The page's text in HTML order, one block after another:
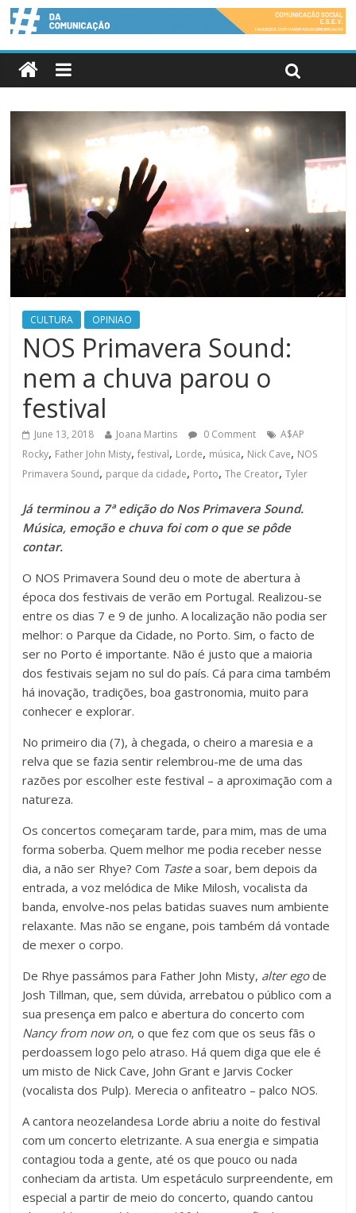
CULTURA OPINIAO
NOS Primavera Sound:
nem a chuva parou o
festival
June 13, 2018 Joana Martins 0 Comment
A$AP
Rocky, Father John Misty,festival, Lorde, música, Nick Cave, NOS
Primavera Sound, parque da cidade, Porto,The Creator,Tyler
Já terminou a 7ª edição do Nos Primavera Sound.
Música, emoção e chuva foi com o que se pôde
contar.
O NOS Primavera Sound deu o mote de abertura à
época dos festivais de verão em Portugal. Realizou-se
entre os dias 7 e 9 de junho. A localização não podia ser
melhor: o Parque da Cidade, no Porto. Sim, o facto de
ser no Porto é importante. Não é justo que a maioria
dos festivais sejam no sul do país. Cá para cima também
há inovação, tradições, boa gastronomia, muito para
conhecer e explorar.
No primeiro dia (7), à chegada, o cheiro a maresia e a
relva que se fazia sentir relembrou-me de uma das
razões por escolher este festival – a aproximação com a
natureza.
Os concertos começaram tarde, para mim, mas de uma
forma soberba. Quem melhor me podia receber nesse
dia, a não ser Rhye? Com Tastea soar, bem depois da
entrada, a voz melódica de Mike Milosh, vocalista da
banda, envolve-nos pelas batidas suaves num ambiente
relaxante. Mas não se engane, pois também dá vontade
de mexer o corpo.
De Rhye passámos para Father John Misty, alter egode
Josh Tillman, que, sem dúvida, arrebatou o público com a
sua presença em palco e abertura do concerto com
Nancy from now on, o que fez com que os seus fãs o
perdoassem logo pelo atraso. Há quem diga que ele é
um misto de Nick Cave, John Grant e Jarvis Cocker
(vocalista dos Pulp). Merecia o anfiteatro – palco NOS.
A cantora neozelandesa Lorde abriu a noite do festival
com um concerto eletrizante. A sua energia e simpatia
contagiou toda a gente, até os que pouco ou nada
conheciam da artista. Um espetáculo surpreendente, em
especial a partir de meio do concerto, quando cantou